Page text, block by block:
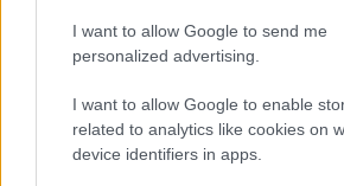
I want to allow Google to send me
personalized advertising.
I want to allow Google to enable
related to analytics like cookies on
device identifiers in apps.